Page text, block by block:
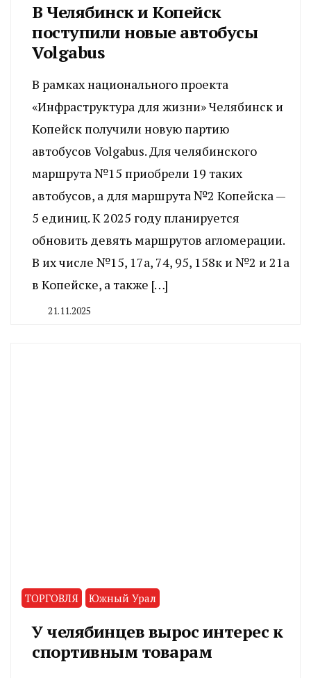
В Челябинск и Копейск
поступили новые автобусы
Volgabus
В рамках национального проекта
«Инфраструктура для жизни» Челябинск и
Копейск получили новую партию
автобусов Volgabus. Для челябинского
маршрута №15 приобрели 19 таких
автобусов, а для маршрута №2 Копейска —
5 единиц. К 2025 году планируется
обновить девять маршрутов агломерации.
В их числе №15, 17а, 74, 95, 158к и №2 и 21а
в Копейске, а также […]
21.11.2025
ТОРГОВЛЯ Южный Урал
У челябинцев вырос интерес к
спортивным товарам